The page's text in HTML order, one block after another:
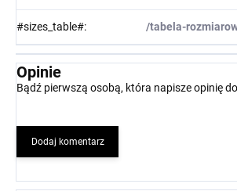
#sizes_table#: /tabela-
Opinie
Bądź pierwszą osobą, która napisze opinię
Dodaj komentarz